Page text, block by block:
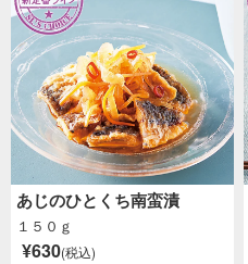
あじのひとくち南蛮漬
１５０ｇ
¥630(税込)